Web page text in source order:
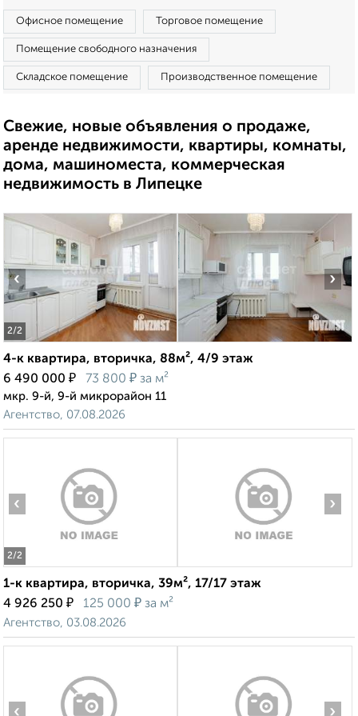
Офисное помещение Торговое помещение
Помещение свободного назначения
Складское помещение Производственное помещение
Свежие, новые объявления о продаже,
аренде недвижимости, квартиры, комнаты,
дома, машиноместа, коммерческая
недвижимость в Липецке
2/2
‹ ›
4-к квартира, вторичка, 88м², 4/9 этаж
6 490 000 ₽ 73 800 ₽ за м²
мкр. 9-й, 9-й микрорайон 11
Агентство, 07.08.2026
2/2
‹ ›
1-к квартира, вторичка, 39м², 17/17 этаж
4 926 250 ₽ 125 000 ₽ за м²
Агентство, 03.08.2026
‹ ›